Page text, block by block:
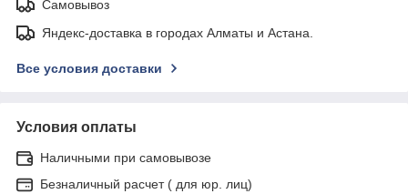
Самовывоз
Яндекс-доставка в городах Алматы и Астана.
Все условия доставки
Условия оплаты
Наличными при самовывозе
Безналичный расчет ( для юр. лиц)